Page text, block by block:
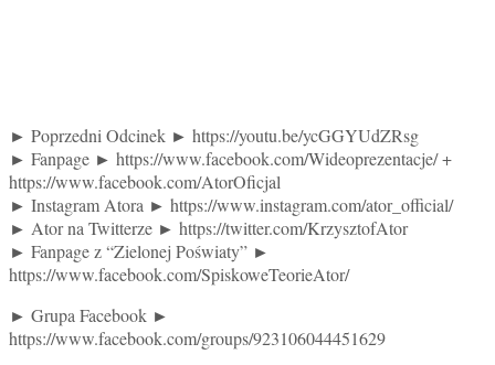
► Poprzedni Odcinek ► https://youtu.be/ycGGYUdZRsg
► Fanpage ► https://www.facebook.com/Wideoprezentacje/ +
https://www.facebook.com/AtorOficjal
► Instagram Atora ► https://www.instagram.com/ator_official/
► Ator na Twitterze ► https://twitter.com/KrzysztofAtor
► Fanpage z “Zielonej Poświaty” ►
https://www.facebook.com/SpiskoweTeorieAtor/
► Grupa Facebook ►
https://www.facebook.com/groups/923106044451629